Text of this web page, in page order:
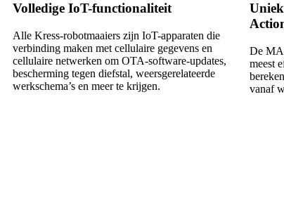
Volledige IoT-functionaliteit
Alle Kress-robotmaaiers zijn IoT-apparaten die
verbinding maken met cellulaire gegevens en
cellulaire netwerken om OTA-software-updates,
bescherming tegen diefstal, weersgerelateerde
werkschema’s en meer te krijgen.
De
meest
vanaf